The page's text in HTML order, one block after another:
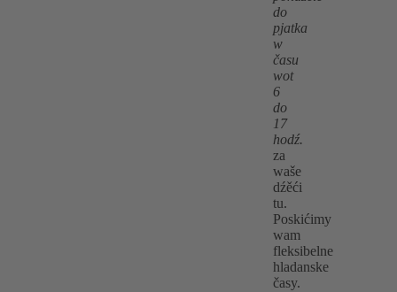
do
pjatka
w
času
wot
6
do
17
hodź.
za
waše
dźěći
tu.
Poskićimy
wam
fleksibelne
hladanske
časy.